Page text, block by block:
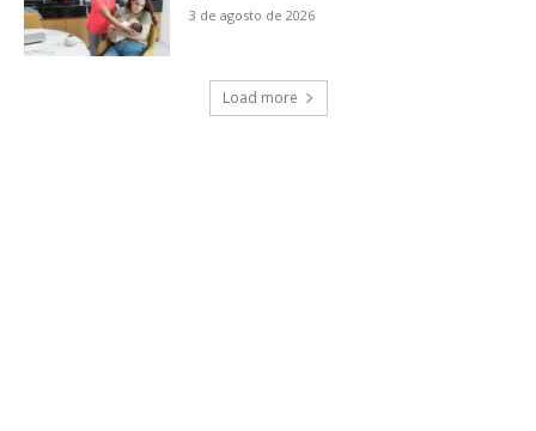
3 de agosto de 2026
Load more